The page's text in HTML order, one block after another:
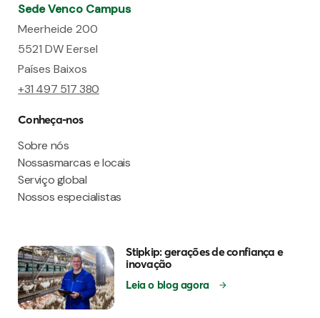
Sede Venco Campus
Meerheide 200
5521 DW Eersel
Países Baixos
+31 497 517 380
Conheça-nos
Sobre nós
Nossasmarcas e locais
Serviço global
Nossos especialistas
Stipkip: gerações de confiança e
inovação
Leia o blog agora